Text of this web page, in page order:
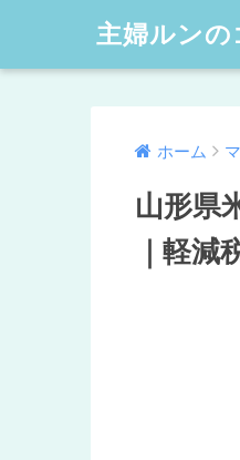
主婦ルンの
ホーム
山形県
｜軽減